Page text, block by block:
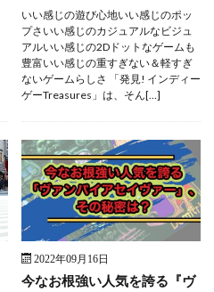
いい感じの遊び心地いい感じのポッ
プさいい感じのカジュアルなビジュ
アルいい感じの2Dドットなゲームも
豊富いい感じの重すぎない＆軽すぎ
ないゲームらしさ 「発見! インディー
ゲーTreasures」は、そん[…]
2022年09月16日
今なお根強い人気を誇る『ヴ